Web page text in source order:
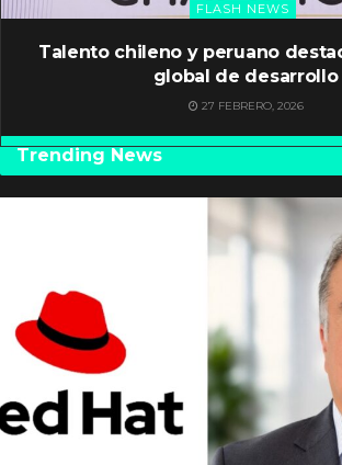
FLASH NEWS
Talento chileno y peruano
global de desarrollo
27 FEBRERO, 2026
Trending News